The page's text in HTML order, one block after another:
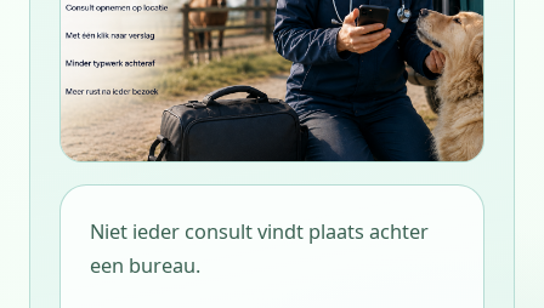
Niet ieder consult vindt plaats achter
een bureau.